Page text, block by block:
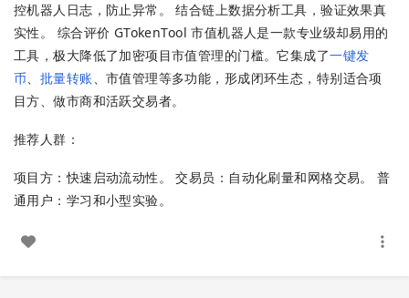
控机器人日志，防止异常。 结合链上数据分析工具，验证效果真
实性。 综合评价 GTokenTool 市值机器人是一款专业级却易用的
工具，极大降低了加密项目市值管理的门槛。它集成了一键发
币、 批量转账、市值管理等多功能，形成闭环生态，特别适合项
目方、做市商和活跃交易者。
推荐人群：
项目方：快速启动流动性。 交易员：自动化刷量和网格交易。 普
通用户：学习和小型实验。